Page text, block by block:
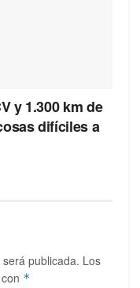
y 1.300 km de
difíciles a
publicada. Los
*